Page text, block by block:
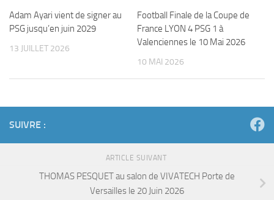
Adam Ayari vient de signer au
PSG jusqu’en juin 2029
13 JUILLET 2026
Football Finale de la Coupe de
France LYON 4 PSG 1 à
Valenciennes le 10 Mai 2026
10 MAI 2026
SUIVRE :
ARTICLE SUIVANT
THOMAS PESQUET au salon de VIVATECH Porte de
Versailles le 20 Juin 2026